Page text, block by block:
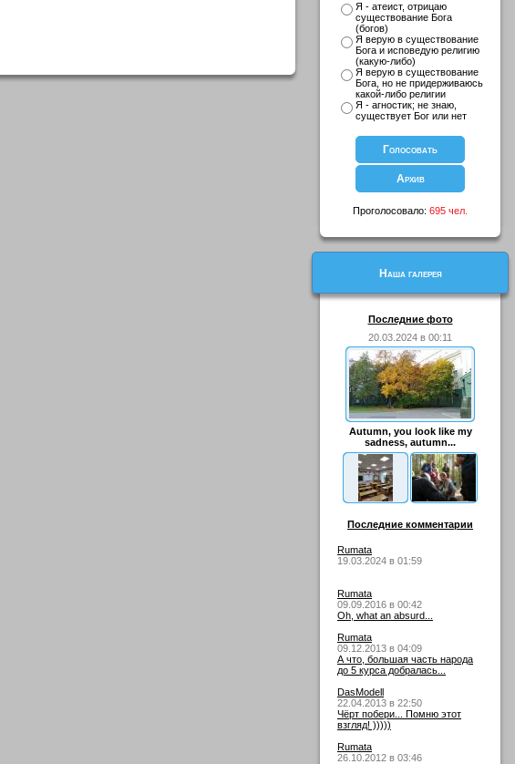
Я - атеист, отрицаю
существование Бога
(богов)
Я верую в существование
Бога и исповедую религию
(какую-либо)
Я верую в существование
Бога, но не придерживаюсь
какой-либо религии
Я - агностик; не знаю,
существует Бог или нет
Проголосовало: 695 чел.
Наша галерея
Последние фото
20.03.2024 в 00:11
Autumn, you look like my
sadness, autumn...
Последние комментарии
Rumata
19.03.2024 в 01:59
Rumata
09.09.2016 в 00:42
Oh, what an absurd...
Rumata
09.12.2013 в 04:09
А что, большая часть народа
до 5 курса добралась...
DasModell
22.04.2013 в 22:50
Чёрт побери... Помню этот
взгляд! )))))
Rumata
26.10.2012 в 03:46